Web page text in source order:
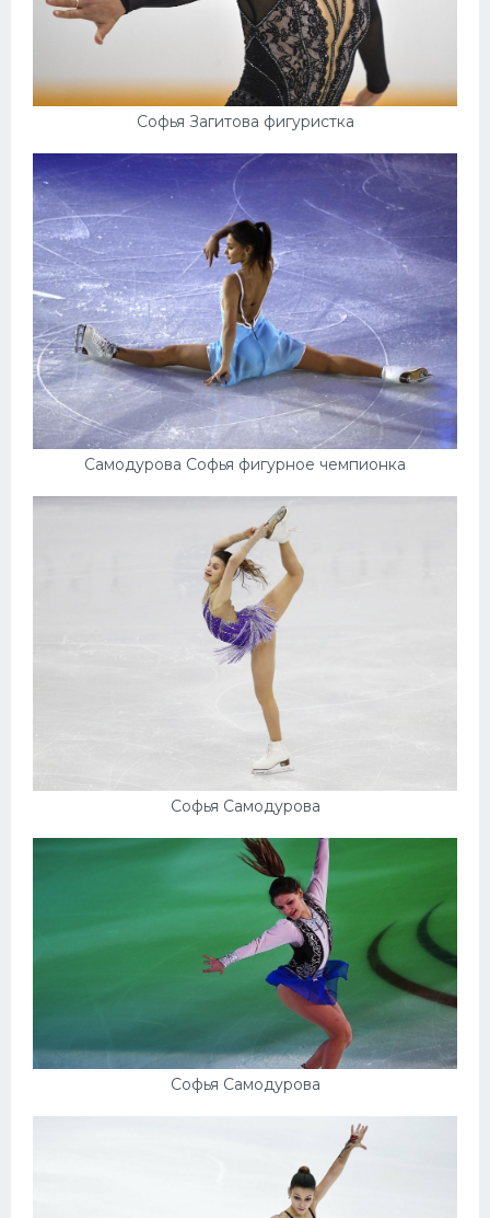
Софья Загитова фигуристка
Самодурова Софья фигурное чемпионка
Софья Самодурова
Софья Самодурова